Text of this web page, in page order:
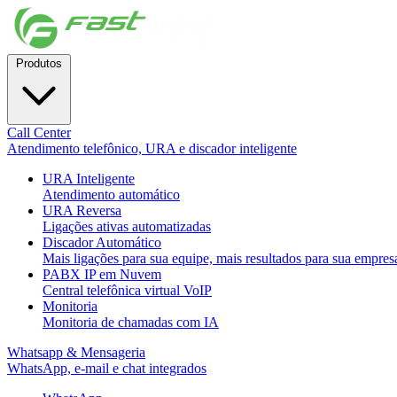
Call Center
Atendimento telefônico, URA e discador inteligente
URA Inteligente
Atendimento automático
URA Reversa
Ligações ativas automatizadas
Discador Automático
Mais ligações para sua equipe, mais resultados para sua
PABX IP em Nuvem
Central telefônica virtual VoIP
Monitoria
Monitoria de chamadas com IA
Whatsapp & Mensageria
WhatsApp, e-mail e chat integrados